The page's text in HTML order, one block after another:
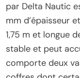
par Delta Nautic
mm d’épaisseur
1,75 m et longue
stable et peut
comporte deux